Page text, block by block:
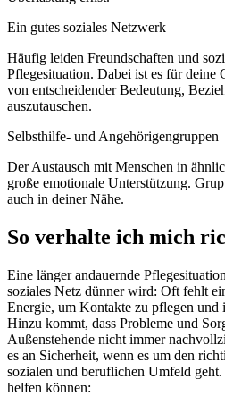
Ein gutes soziales Netzwerk
Häufig leiden Freundschaften und
Pflegesituation. Dabei ist es für deine
von entscheidender Bedeutung,
auszutauschen.
Selbsthilfe- und Angehörigengruppen
Der Austausch mit Menschen in
große emotionale Unterstützung.
auch in deiner Nähe.
So verhalte ich mich
Eine länger andauernde
soziales Netz dünner wird: Oft fehlt
Energie, um Kontakte zu pflegen und
Hinzu kommt, dass Probleme und
Außenstehende nicht immer
es an Sicherheit, wenn es um den
sozialen und beruflichen Umfeld
helfen können: